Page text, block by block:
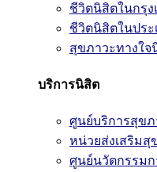
ชีวิตนิสิตในกรุง
ชีวิตนิสิตในประ
สุขภาวะทางใจ
บริการนิสิต
ศูนย์บริการสุข
หน่วยส่งเสริมสุ
ศูนย์นวัตกรรมก